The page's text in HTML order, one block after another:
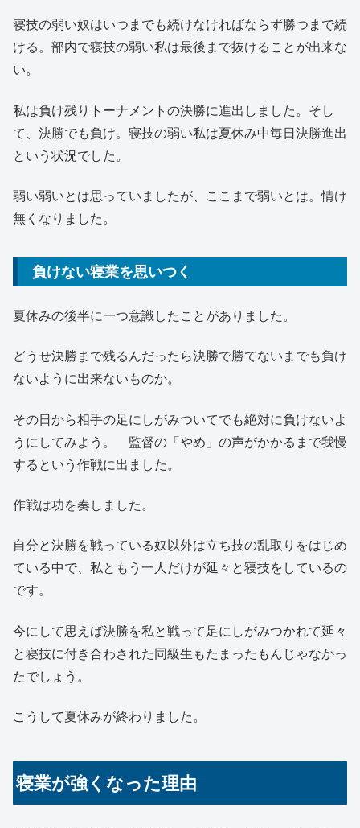
寝技の弱い奴はいつまでも続けなければならず勝つまで続
ける。部内で寝技の弱い私は最後まで抜けることが出来な
い。
私は負け残りトーナメントの決勝に進出しました。そし
て、決勝でも負け。寝技の弱い私は夏休み中毎日決勝進出
という状況でした。
弱い弱いとは思っていましたが、ここまで弱いとは。情け
無くなりました。
負けない寝業を思いつく
夏休みの後半に一つ意識したことがありました。
どうせ決勝まで残るんだったら決勝で勝てないまでも負け
ないように出来ないものか。
その日から相手の足にしがみついてでも絶対に負けないよ
うにしてみよう。 監督の「やめ」の声がかかるまで我慢
するという作戦に出ました。
作戦は功を奏しました。
自分と決勝を戦っている奴以外は立ち技の乱取りをはじめ
ている中で、私ともう一人だけが延々と寝技をしているの
です。
今にして思えば決勝を私と戦って足にしがみつかれて延々
と寝技に付き合わされた同級生もたまったもんじゃなかっ
たでしょう。
こうして夏休みが終わりました。
寝業が強くなった理由